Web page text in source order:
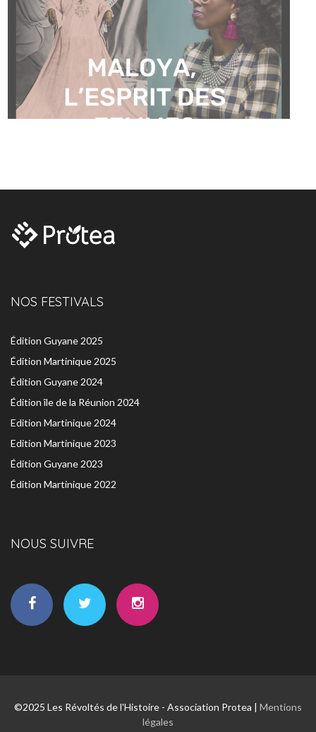
NOS FESTIVALS
Édition Guyane 2025
Édition Martinique 2025
Édition Guyane 2024
Édition île de la Réunion 2024
Edition Martinique 2024
Edition Martinique 2023
Édition Guyane 2023
Édition Martinique 2022
NOUS SUIVRE
©2025 Les Révoltés de l'Histoire - Association Protea | Mentions
légales